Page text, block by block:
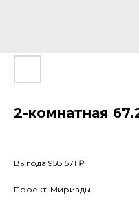
2-комнатная
Выгода 958 571 ₽
Проект: Мириады